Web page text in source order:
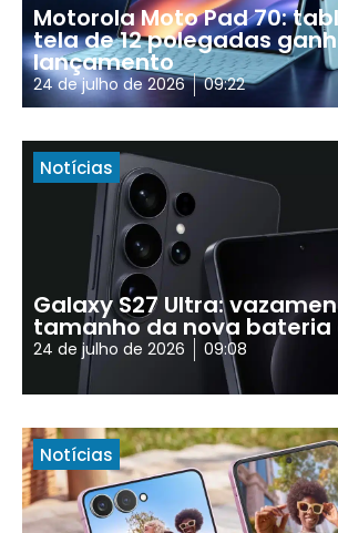
Motorola Moto Pad 70:
tela de 12 polegadas
lançamento
24 de julho de 2026 09:22
Notícias
Galaxy S27 Ultra:
tamanho da nova bateria
24 de julho de 2026 09:08
Notícias